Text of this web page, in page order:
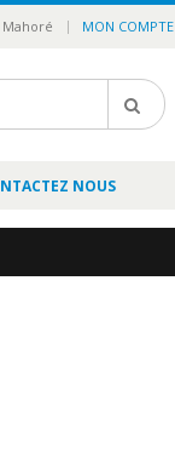
Mahoré | MON COMPTE
NOUS